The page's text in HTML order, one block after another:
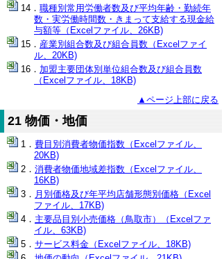
職種別常用労働者数及び平均年齢・勤続年
数・実労働時間数・きまって支給する現金給
与額等（Excelファイル、26KB)
産業別組合数及び組合員数（Excelファイ
ル、20KB)
加盟主要団体別単位組合数及び組合員数
（Excelファイル、18KB)
▲ページ上部に戻る
21 物価・地価
費目別消費者物価指数（Excelファイル、
20KB)
消費者物価地域差指数（Excelファイル、
16KB)
月別価格及び年平均店舗形態別価格（Excel
ファイル、17KB)
主要品目別小売価格（鳥取市）（Excelファ
イル、63KB)
サービス料金（Excelファイル、18KB)